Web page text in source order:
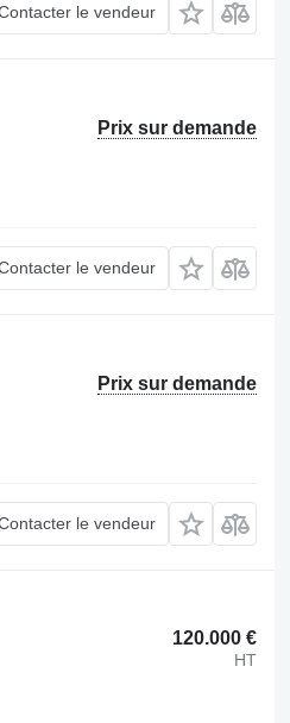
le vendeur
Prix sur demande
le vendeur
Prix sur demande
le vendeur
120.000 €
HT